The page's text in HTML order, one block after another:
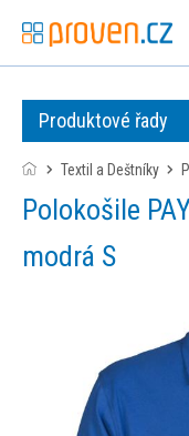
Produktové řady
Textil a Deštníky
Polokošile PAYPER VENICE královská
modrá S